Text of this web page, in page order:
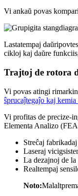
Vi ankaŭ povas
Lastatempaj
cikloj kaj daŭre
Trajtoj de rotora
Vi povas atingi
ŝprucaĵtegaĵo kaj
Vi profitas de precize-
Elementa Analizo
Streĉaj
Laseraj
La dezajnoj de
Realtempaj
Noto: